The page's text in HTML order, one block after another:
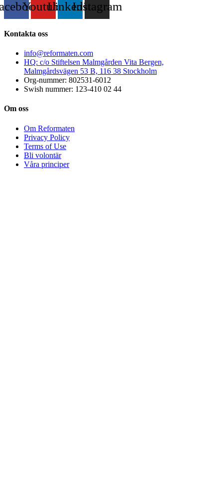
YoutubeLinkedinInstagram
Kontakta oss
info@reformaten.com​
HQ: c/o Stiftelsen Malmgården Vita Bergen,
Malmgårdsvägen 53 B, 116 38 Stockholm
Org-nummer: 802531-6012
Swish nummer: 123-410 02 44
Om oss
Om Reformaten
Privacy Policy
Terms of Use
Bli volontär
Våra principer